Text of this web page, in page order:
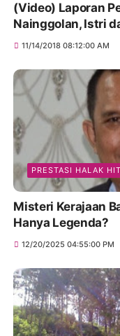
(Video) Laporan
Nainggolan, Istri
11/14/2018 08:12:00 AM
PRESTASI HALAK
Misteri Kerajaan
Hanya Legenda?
12/20/2025 04:55:00 PM